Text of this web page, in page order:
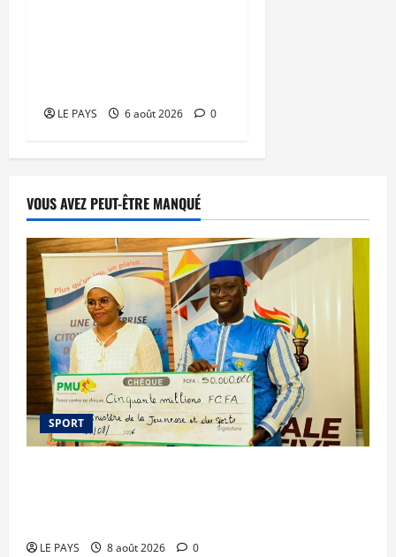
LE PAYS 6 août 2026 0
VOUS AVEZ PEUT-ÊTRE MANQUÉ
SPORT
LE PAYS 8 août 2026 0